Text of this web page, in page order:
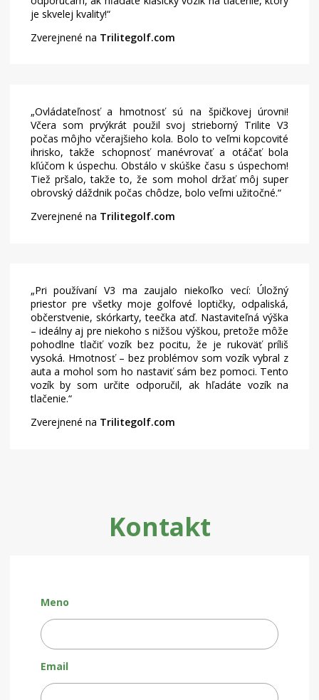
je skvelej kvality!
Zverejnené na Trilitegolf.com
Ovládateľnosť a hmotnosť sú na špičkovej úrovni!
Včera som prvýkrát použil svoj strieborný Trilite V3
počas môjho včerajšieho kola. Bolo to veľmi kopcovité
ihrisko, takže schopnosť manévrovať a otáčať bola
kľúčom k úspechu. Obstálo v skúške času s úspechom!
Tiež pršalo, takže to, že som mohol držať môj super
obrovský dáždnik počas chôdze, bolo veľmi užitočné.
Zverejnené na Trilitegolf.com
Pri používaní V3 ma zaujalo niekoľko vecí: Úložný
priestor pre všetky moje golfové loptičky, odpaliská,
občerstvenie, skórkarty, teečka atď. Nastaviteľná výška
– ideálny aj pre niekoho s nižšou výškou, pretože môže
pohodlne tlačiť vozík bez pocitu, že je rukoväť príliš
vysoká. Hmotnosť – bez problémov som vozík vybral z
auta a mohol som ho nastaviť sám bez pomoci. Tento
vozík by som určite odporučil, ak hľadáte vozík na
tlačenie.
Zverejnené na Trilitegolf.com
Kontakt
Meno
Email